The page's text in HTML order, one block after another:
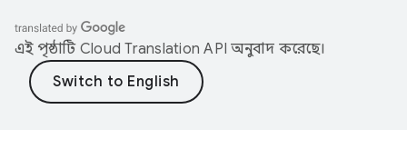
এই পৃষ্ঠাটি Cloud Translation API অনুবাদ করেছে।